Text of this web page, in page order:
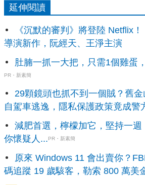
延伸閱讀
《沉默的審判》將登陸 Netflix！
導演新作，阮經天、王淨主演
肚腩一抓一大把，只需1個雞蛋
PR・新素簡
29顆鏡頭也抓不到一個賊？舊
自駕車逃逸，隱私保護政策竟成警
減肥首選，檸檬加它，堅持一週
你懷疑人...PR・新素簡
原來 Windows 11 會出賣你？
碼追蹤 19 歲駭客，勒索 800 萬美